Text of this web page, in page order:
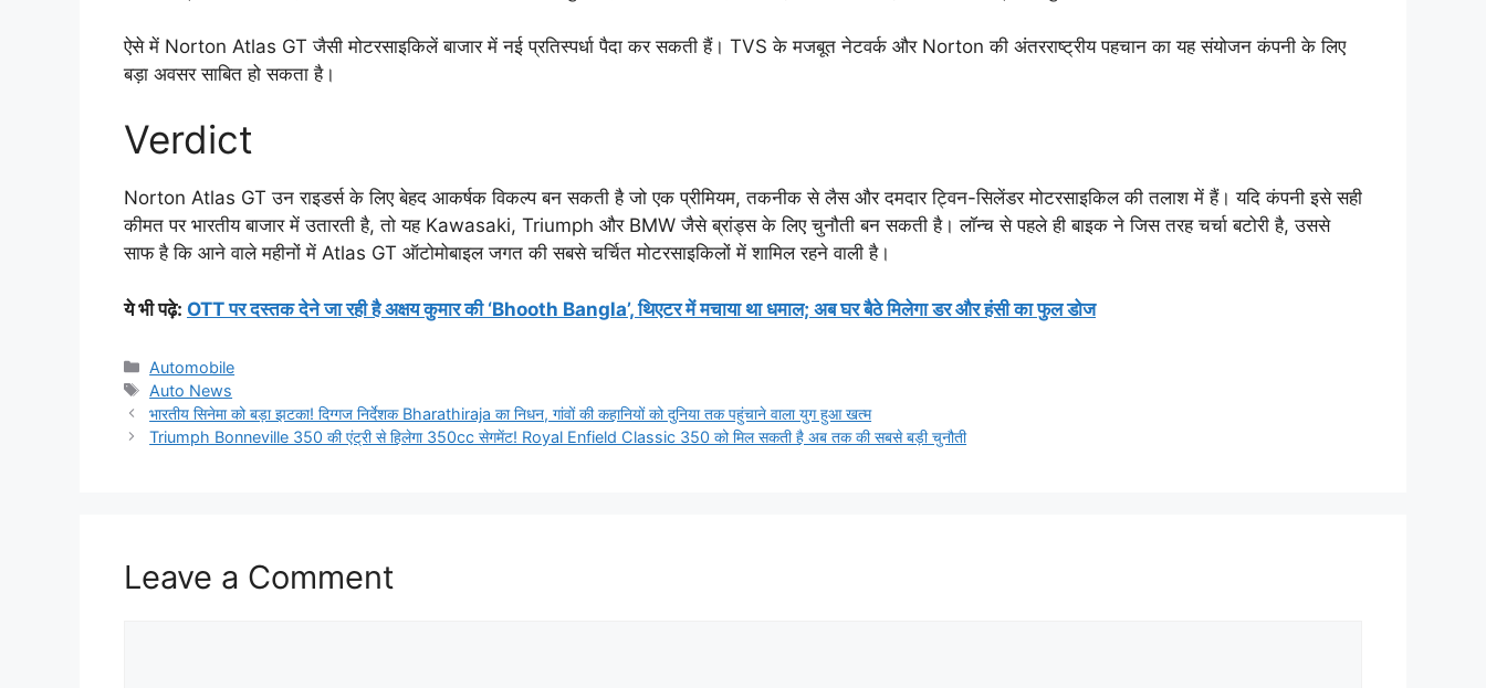
ऐसे में Norton Atlas GT जैसी मोटरसाइकिलें बाजार में नई प्रतिस्पर्धा पैदा कर सकती हैं। TVS के मजबूत नेटवर्क और Norton की अंतरराष्ट्रीय पहचान का यह संयोजन कंपनी के लिए
बड़ा अवसर साबित हो सकता है।
Verdict
Norton Atlas GT उन राइडर्स के लिए बेहद आकर्षक विकल्प बन सकती है जो एक प्रीमियम, तकनीक से लैस और दमदार ट्विन-सिलेंडर मोटरसाइकिल की तलाश में हैं। यदि कंपनी इसे सही
कीमत पर भारतीय बाजार में उतारती है, तो यह Kawasaki, Triumph और BMW जैसे ब्रांड्स के लिए चुनौती बन सकती है। लॉन्च से पहले ही बाइक ने जिस तरह चर्चा बटोरी है, उससे
साफ है कि आने वाले महीनों में Atlas GT ऑटोमोबाइल जगत की सबसे चर्चित मोटरसाइकिलों में शामिल रहने वाली है।
ये भी पढ़े: OTT पर दस्तक देने जा रही है अक्षय कुमार की ‘Bhooth Bangla’, थिएटर में मचाया था धमाल; अब घर बैठे मिलेगा डर और हंसी का फुल डोज
Categories
Automobile
Tags
Auto News
भारतीय सिनेमा को बड़ा झटका! दिग्गज निर्देशक Bharathiraja का निधन, गांवों की कहानियों को दुनिया तक पहुंचाने वाला युग हुआ खत्म
Triumph Bonneville 350 की एंट्री से हिलेगा 350cc सेगमेंट! Royal Enfield Classic 350 को मिल सकती है अब तक की सबसे बड़ी चुनौती
Leave a Comment